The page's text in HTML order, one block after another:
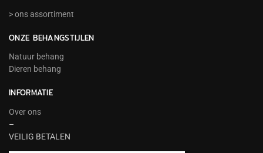
> ons assortiment
ONZE BEHANGSTIJLEN
Natuur behang
Dieren behang
INFORMATIE
Over ons
–
VEILIG BETALEN